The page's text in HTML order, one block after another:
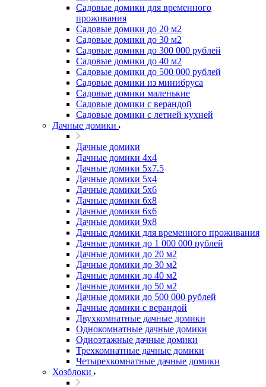
Садовые домики для временного
проживания
Садовые домики до 20 м2
Садовые домики до 30 м2
Садовые домики до 300 000 рублей
Садовые домики до 40 м2
Садовые домики до 500 000 рублей
Садовые домики из минибруса
Садовые домики маленькие
Садовые домики с верандой
Садовые домики с летней кухней
Дачные домики
Дачные домики
Дачные домики 4х4
Дачные домики 5x7.5
Дачные домики 5х4
Дачные домики 5х6
Дачные домики 6x8
Дачные домики 6х6
Дачные домики 9x8
Дачные домики для временного проживания
Дачные домики до 1 000 000 рублей
Дачные домики до 20 м2
Дачные домики до 30 м2
Дачные домики до 40 м2
Дачные домики до 50 м2
Дачные домики до 500 000 рублей
Дачные домики с верандой
Двухкомнатные дачные домики
Однокомнатные дачные домики
Одноэтажные дачные домики
Трехкомнатные дачные домики
Четырехкомнатные дачные домики
Хозблоки